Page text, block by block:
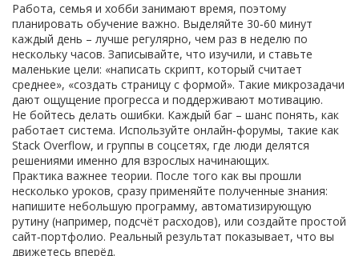
Работа, семья и хобби занимают время, поэтому
планировать обучение важно. Выделяйте 30‑60 минут
каждый день – лучше регулярно, чем раз в неделю по
нескольку часов. Записывайте, что изучили, и ставьте
маленькие цели: «написать скрипт, который считает
среднее», «создать страницу с формой». Такие микрозадачи
дают ощущение прогресса и поддерживают мотивацию.
Не бойтесь делать ошибки. Каждый баг – шанс понять, как
работает система. Используйте онлайн‑форумы, такие как
Stack Overflow, и группы в соцсетях, где люди делятся
решениями именно для взрослых начинающих.
Практика важнее теории. После того как вы прошли
несколько уроков, сразу применяйте полученные знания:
напишите небольшую программу, автоматизирующую
рутину (например, подсчёт расходов), или создайте простой
сайт‑портфолио. Реальный результат показывает, что вы
движетесь вперёд.